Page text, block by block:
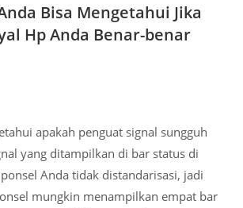
Bisa Mengetahui Jika
Hp Anda Benar-benar
apakah penguat signal sungguh
yang ditampilkan di bar status di
Anda tidak distandarisasi, jadi
mungkin menampilkan empat bar